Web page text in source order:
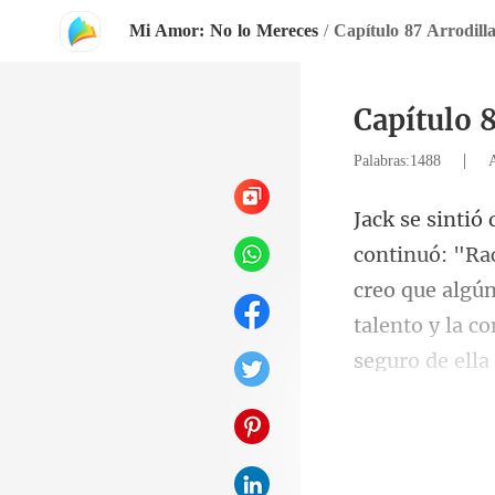
Mi Amor: No lo Mereces /
Capítulo
Palabras:1488 |
creo que